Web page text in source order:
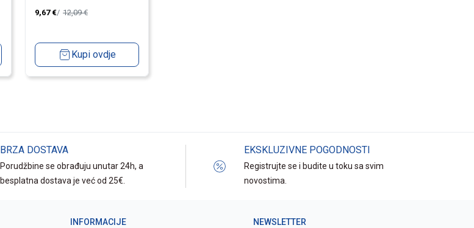
9,67 € 12,09€
Kupi ovdje
BRZA DOSTAVA
Porudžbine se obrađuju unutar 24h, a
besplatna dostava je već od 25€.
EKSKLUZIVNE POGODNOSTI
Registrujte se i budite u toku sa svim
novostima.
INFORMACIJE
NEWSLETTER